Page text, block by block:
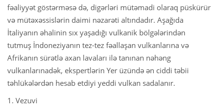
fəaliyyət göstərməsə də, digərləri mütəmadi olaraq püskürür
və mütəxəssislərin daimi nəzarəti altındadır. Aşağıda
İtaliyanın əhalinin sıx yaşadığı vulkanik bölgələrindən
tutmuş İndoneziyanın tez-tez fəallaşan vulkanlarına və
Afrikanın sürətlə axan lavaları ilə tanınan nəhəng
vulkanlarınadək, ekspertlərin Yer üzündə ən ciddi təbii
təhlükələrdən hesab etdiyi yeddi vulkan sadalanır.
1. Vezuvi